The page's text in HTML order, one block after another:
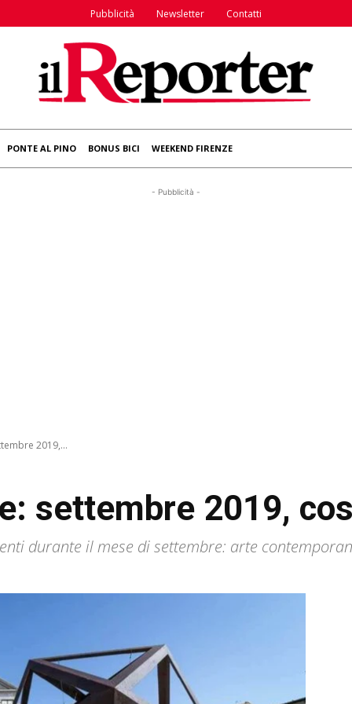
Pubblicità Newsletter Contatti
PONTE AL PINO BONUS BICI WEEKEND FIRENZE
- Pubblicità -
2019,...
settembre 2019,
durante il mese di settembre: arte